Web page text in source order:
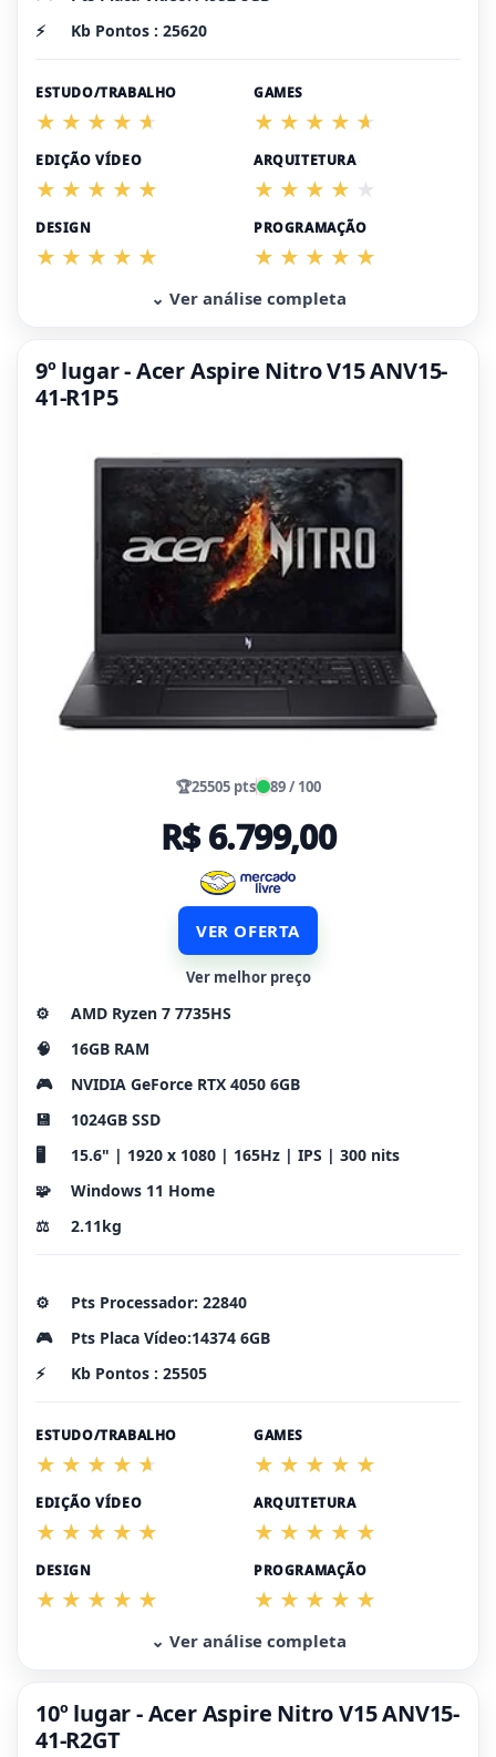
⚡
Kb Pontos : 25620
ESTUDO/TRABALHO GAMES
EDIÇÃO VÍDEO ARQUITETURA
DESIGN PROGRAMAÇÃO
⌄ Ver análise completa
9º lugar - Acer Aspire Nitro V15 ANV15-
41-R1P5
🏆25505 pts 89 / 100
R$ 6.799,00
VER OFERTA
Ver melhor preço
⚙️
AMD Ryzen 7 7735HS
🧠
16GB RAM
🎮
NVIDIA GeForce RTX 4050 6GB
💾
1024GB SSD
🖥️
15.6" | 1920 x 1080 | 165Hz | IPS | 300 nits
🧩
Windows 11 Home
⚖️
2.11kg
⚙️
Pts Processador: 22840
🎮
Pts Placa Vídeo:14374 6GB
⚡
Kb Pontos : 25505
ESTUDO/TRABALHO GAMES
EDIÇÃO VÍDEO ARQUITETURA
DESIGN PROGRAMAÇÃO
⌄ Ver análise completa
10º lugar - Acer Aspire Nitro V15 ANV15-
41-R2GT